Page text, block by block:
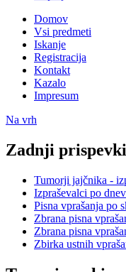
Domov
Vsi predmeti
Iskanje
Registracija
Kontakt
Kazalo
Impresum
Na vrh
Zadnji prispevki
Tumorji jajčnika -
Izpraševalci po
Pisna vprašanja po
Zbrana pisna
Zbrana pisna
Zbirka ustnih